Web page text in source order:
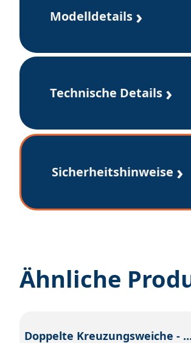
Modelldetails
Technische Details
Sicherheitshinweise
Ähnliche
Doppelte